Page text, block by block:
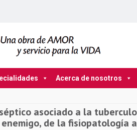
Acerca de nosotros
asociado a la
de la fisiopatología